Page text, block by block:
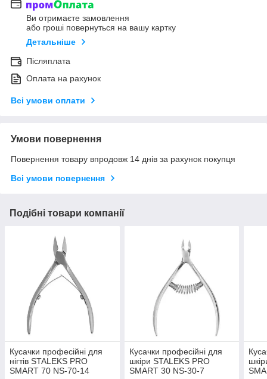
Ви отримаєте замовлення
або гроші повернуться на вашу картку
Детальніше
Післяплата
Оплата на рахунок
Всі умови оплати
Умови повернення
Повернення товару впродовж 14 днів за рахунок покупця
Всі умови повернення
Подібні товари компанії
Кусачки професійні для
нігтів STALEKS PRO
SMART 70 NS-70-14
Кусачки професійні для
шкіри STALEKS PRO
SMART 30 NS-30-7